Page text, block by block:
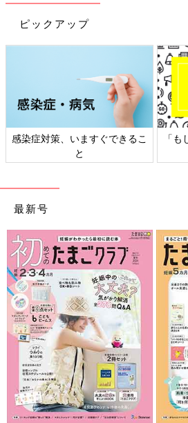
ピックアップ
ん・
日本外来小児科学会リーフレッ
最新号